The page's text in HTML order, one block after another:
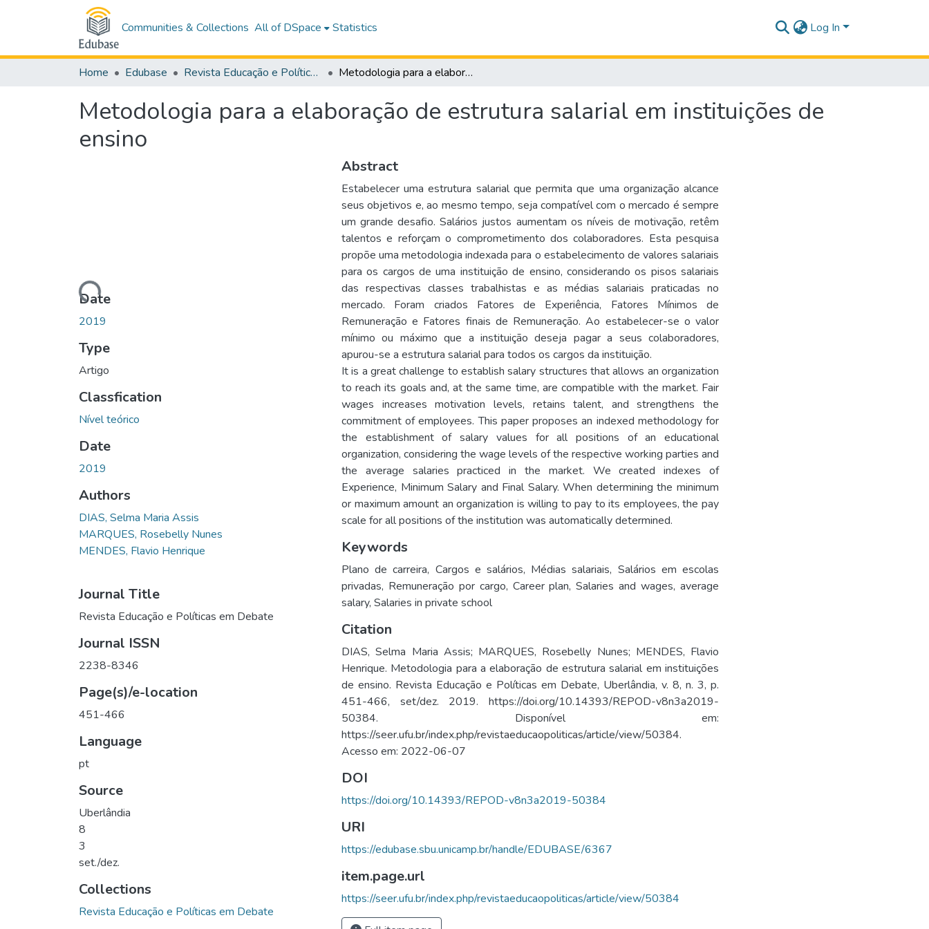
Communities & Collections All of DSpace Statistics Log In
Home Edubase Revista Educação e Políticas em Debate Metodologia para a elaboração de estrutura salarial em instituições de ensino
Metodologia para a elaboração de estrutura salarial em instituições de
ensino
Loading...
Date
2019
Type
Artigo
Classfication
Nível teórico
Date
2019
Authors
DIAS, Selma Maria Assis
MARQUES, Rosebelly Nunes
MENDES, Flavio Henrique
Journal Title
Revista Educação e Políticas em Debate
Journal ISSN
2238-8346
Page(s)/e-location
451-466
Language
pt
Source
Uberlândia
8
3
set./dez.
Collections
Revista Educação e Políticas em Debate
Abstract
Estabelecer uma estrutura salarial que permita que uma organização alcance
seus objetivos e, ao mesmo tempo, seja compatível com o mercado é sempre
um grande desafio. Salários justos aumentam os níveis de motivação, retêm
talentos e reforçam o comprometimento dos colaboradores. Esta pesquisa
propõe uma metodologia indexada para o estabelecimento de valores salariais
para os cargos de uma instituição de ensino, considerando os pisos salariais
das respectivas classes trabalhistas e as médias salariais praticadas no
mercado. Foram criados Fatores de Experiência, Fatores Mínimos de
Remuneração e Fatores finais de Remuneração. Ao estabelecer-se o valor
mínimo ou máximo que a instituição deseja pagar a seus colaboradores,
apurou-se a estrutura salarial para todos os cargos da instituição.
It is a great challenge to establish salary structures that allows an organization
to reach its goals and, at the same time, are compatible with the market. Fair
wages increases motivation levels, retains talent, and strengthens the
commitment of employees. This paper proposes an indexed methodology for
the establishment of salary values ​​for all positions of an educational
organization, considering the wage levels of the respective working parties and
the average salaries practiced in the market. We created indexes of
Experience, Minimum Salary and Final Salary. When determining the minimum
or maximum amount an organization is willing to pay to its employees, the pay
scale for all positions of the institution was automatically determined.
Keywords
Plano de carreira, Cargos e salários, Médias salariais, Salários em escolas
privadas, Remuneração por cargo, Career plan,Salaries and wages,average
salary, Salaries in private school
Citation
DIAS, Selma Maria Assis; MARQUES, Rosebelly Nunes; MENDES, Flavio
Henrique. Metodologia para a elaboração de estrutura salarial em instituições
de ensino. Revista Educação e Políticas em Debate, Uberlândia, v. 8, n. 3, p.
451-466, set/dez. 2019. https://doi.org/10.14393/REPOD-v8n3a2019-
50384. Disponível em:
https://seer.ufu.br/index.php/revistaeducaopoliticas/article/view/50384.
Acesso em: 2022-06-07
DOI
https://doi.org/10.14393/REPOD-v8n3a2019-50384
URI
https://edubase.sbu.unicamp.br/handle/EDUBASE/6367
item.page.url
https://seer.ufu.br/index.php/revistaeducaopoliticas/article/view/50384